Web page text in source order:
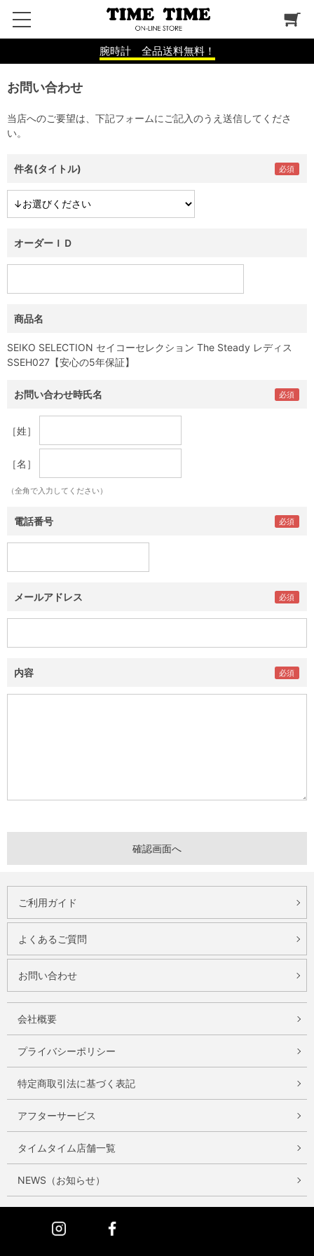
腕時計 全品送料無料！
お問い合わせ
当店へのご要望は、下記フォームにご記入のうえ送信してくださ
い。
件名(タイトル)
オーダーＩＤ
商品名
SEIKO SELECTION セイコーセレクション The Steady レディス
SSEH027【安心の5年保証】
お問い合わせ時氏名
［姓］
［名］
（全角で入力してください）
電話番号
メールアドレス
内容
ご利用ガイド
よくあるご質問
お問い合わせ
会社概要
プライバシーポリシー
特定商取引法に基づく表記
アフターサービス
タイムタイム店舗一覧
NEWS（お知らせ）
Instagram